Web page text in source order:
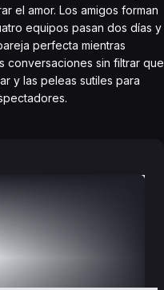
el amor. Los amigos forman
equipos pasan dos días y
perfecta mientras
conversaciones sin filtrar que
y las peleas sutiles para